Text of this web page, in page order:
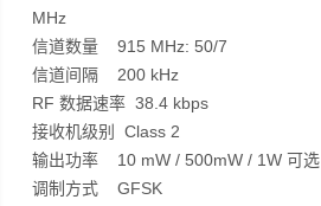
MHz
信道数量 915 MHz: 50/7
信道间隔 200 kHz
RF 数据速率 38.4 kbps
接收机级别 Class 2
输出功率 10 mW / 500mW / 1W 可选
调制方式 GFSK